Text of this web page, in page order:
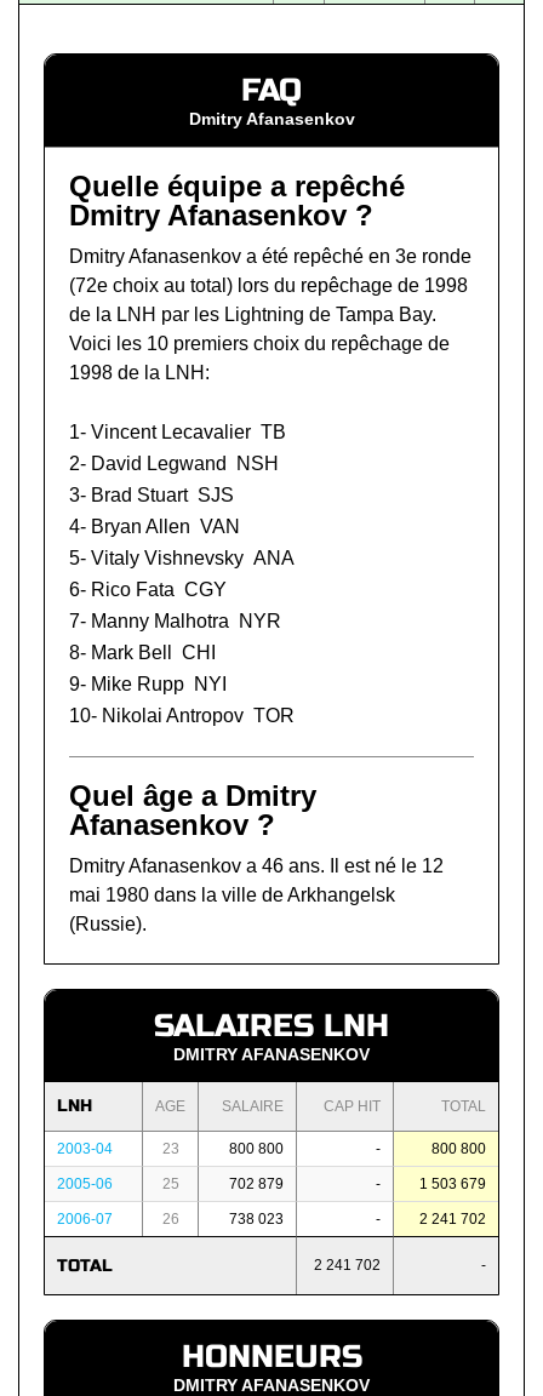
FAQ
Dmitry Afanasenkov
Quelle équipe a repêché
Dmitry Afanasenkov ?
Dmitry Afanasenkov a été repêché en 3e ronde
(72e choix au total) lors du repêchage de 1998
de la LNH par les Lightning de Tampa Bay.
Voici les 10 premiers choix du repêchage de
1998 de la LNH:
1- Vincent Lecavalier TB
2- David Legwand
NSH
3- Brad Stuart SJS
4- Bryan Allen VAN
5- Vitaly Vishnevsky ANA
6- Rico Fata CGY
7- Manny Malhotra
NYR
8- Mark Bell
CHI
9- Mike Rupp NYI
10- Nikolai Antropov TOR
Quel âge a Dmitry
Afanasenkov ?
Dmitry Afanasenkov a 46 ans. Il est né le 12
mai 1980 dans la ville de Arkhangelsk
(Russie).
SALAIRES LNH
DMITRY AFANASENKOV
LNH AGE SALAIRE CAP HIT TOTAL
2003-04 23 800 800 - 800 800
2005-06 25 702 879 - 1 503 679
2006-07 26 738 023 - 2 241 702
TOTAL 2 241 702 -
HONNEURS
DMITRY AFANASENKOV